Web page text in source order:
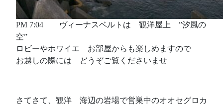
PM 7:04 ヴィーナスベルトは 観洋屋上 ”汐風の
空”
ロビーやホワイエ お部屋からも楽しめますので
お越しの際には どうぞご覧くださいませ
さてさて、観洋 海辺の岩場で営巣中のオオセグロカ